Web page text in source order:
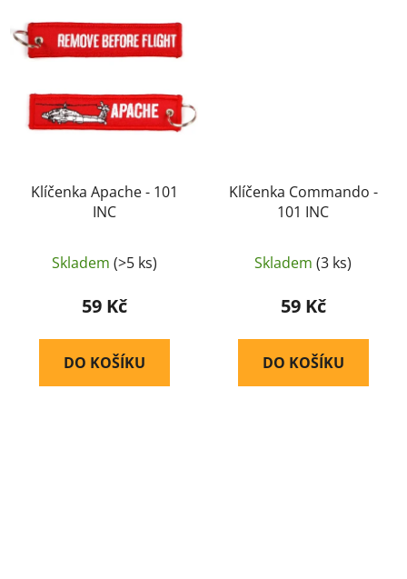
Klíčenka Apache - 101
INC
Skladem (>5 ks)
59 Kč
DO KOŠÍKU
Klíčenka Commando -
101 INC
Skladem (3 ks)
59 Kč
DO KOŠÍKU